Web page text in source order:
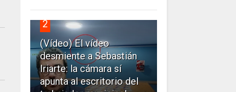
2
(Vídeo) El vídeo
desmiente a Sebastián
Iriarte: la cámara sí
apunta al escritorio del